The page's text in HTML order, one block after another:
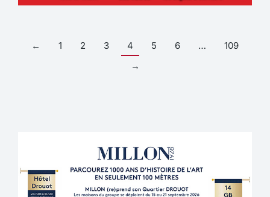
← 1 2 3 4 5 6 …
109
→